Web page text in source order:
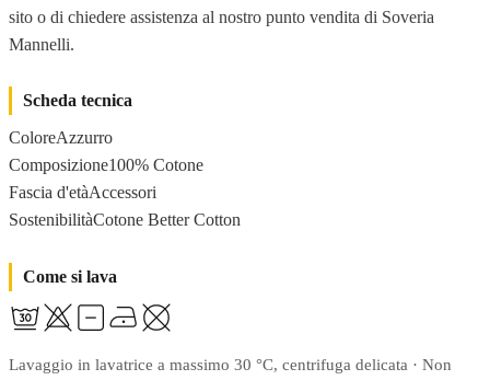
sito o di chiedere assistenza al nostro punto vendita di Soveria
Mannelli.
Scheda tecnica
ColoreAzzurro
Composizione100% Cotone
Fascia d'etàAccessori
SostenibilitàCotone Better Cotton
Come si lava
Lavaggio in lavatrice a massimo 30 °C, centrifuga delicata · Non